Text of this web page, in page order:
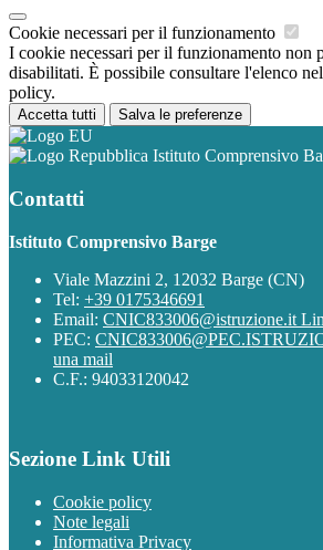
Cookie necessari per il funzionamento
I cookie necessari per il funzionamento non
disabilitati. È possibile consultare l'elenco
policy.
Accetta tutti Salva le preferenze
Istituto Comprensivo
Contatti
Istituto Comprensivo Barge
Viale Mazzini 2, 12032 Barge (CN)
Tel: +39 0175346691
Email: CNIC833006@istruzione.it
PEC:
una mail
C.F.: 94033120042
Sezione Link Utili
Cookie policy
Note legali
Informativa Privacy